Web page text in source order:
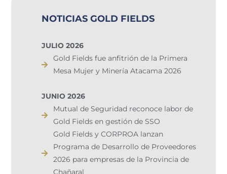
NOTICIAS GOLD FIELDS
JULIO 2026
Gold Fields fue anfitrión de la Primera
Mesa Mujer y Minería Atacama 2026
JUNIO 2026
Mutual de Seguridad reconoce labor de
Gold Fields en gestión de SSO
Gold Fields y CORPROA lanzan
Programa de Desarrollo de Proveedores
2026 para empresas de la Provincia de
Chañaral